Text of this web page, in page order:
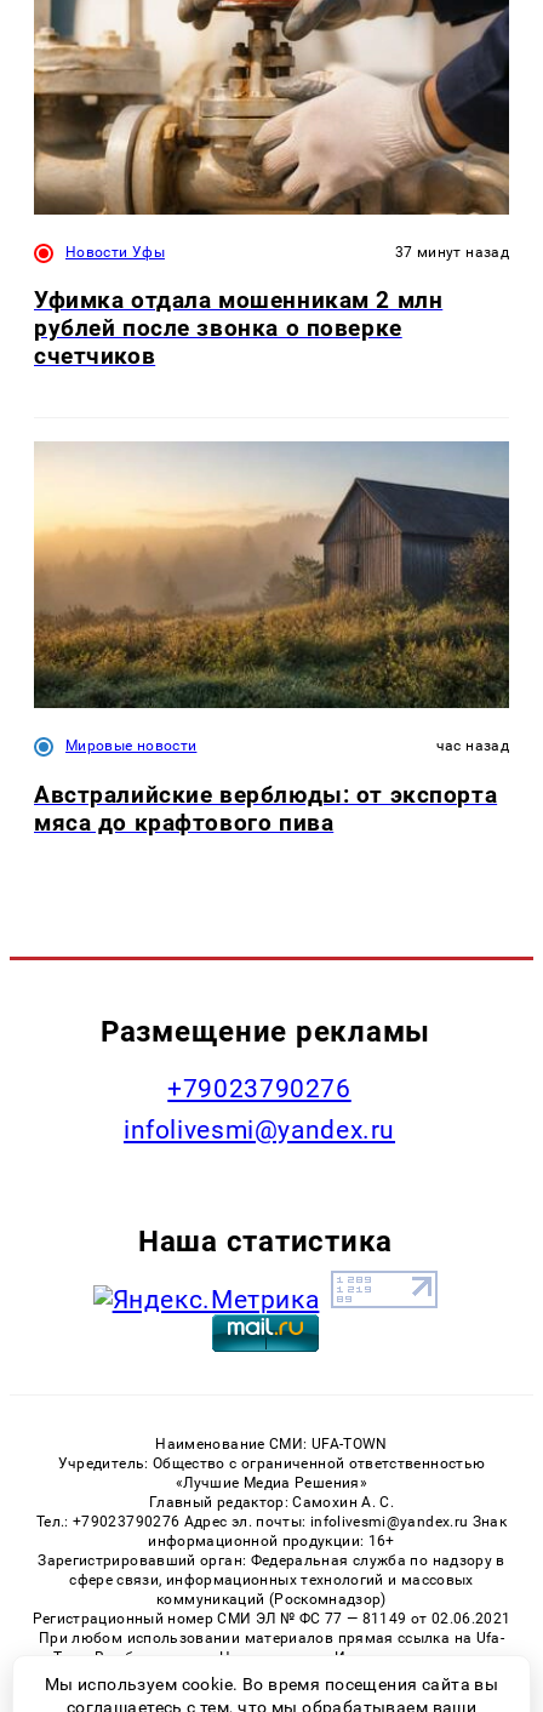
Новости Уфы 37 минут назад
Уфимка отдала мошенникам 2 млн
рублей после звонка о поверке
счетчиков
Мировые новости час назад
Австралийские верблюды: от экспорта
мяса до крафтового пива
Размещение рекламы
+79023790276
infolivesmi@yandex.ru
Наша статистика
Наименование СМИ: UFA-TOWN
Учредитель: Общество с ограниченной ответственностью
«Лучшие Медиа Решения»
Главный редактор: Самохин А. С.
Тел.: +79023790276 Адрес эл. почты: infolivesmi@yandex.ru Знак
информационной продукции: 16+
Зарегистрировавший орган: Федеральная служба по надзору в
сфере связи, информационных технологий и массовых
коммуникаций (Роскомнадзор)
Регистрационный номер СМИ ЭЛ № ФС 77 — 81149 от 02.06.2021
При любом использовании материалов прямая ссылка на Ufa-
Town.Ru обязательна. Цитирование в Интернете возможно
только при наличии письменного разрешения.
Мы используем cookie. Во время посещения сайта вы
соглашаетесь с тем, что мы обрабатываем ваши